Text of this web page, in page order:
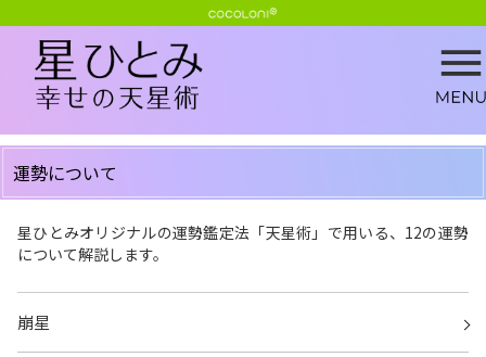
運勢について
星ひとみオリジナルの運勢鑑定法「天星術」で用いる、12の運勢
について解説します。
崩星